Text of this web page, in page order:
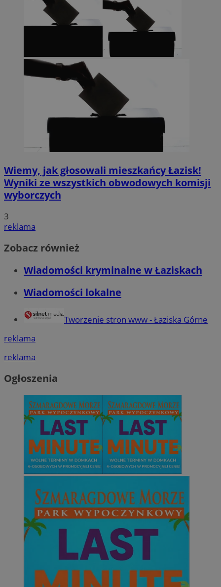
Wiemy, jak głosowali mieszkańcy Łazisk!
Wyniki ze wszystkich obwodowych komisji
wyborczych
3
reklama
Zobacz również
Wiadomości kryminalne w Łaziskach
Wiadomości lokalne
Tworzenie stron www - Łaziska Górne
reklama
reklama
Ogłoszenia